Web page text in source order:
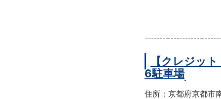
【クレジッ
6駐車場
住所：京都府京都市